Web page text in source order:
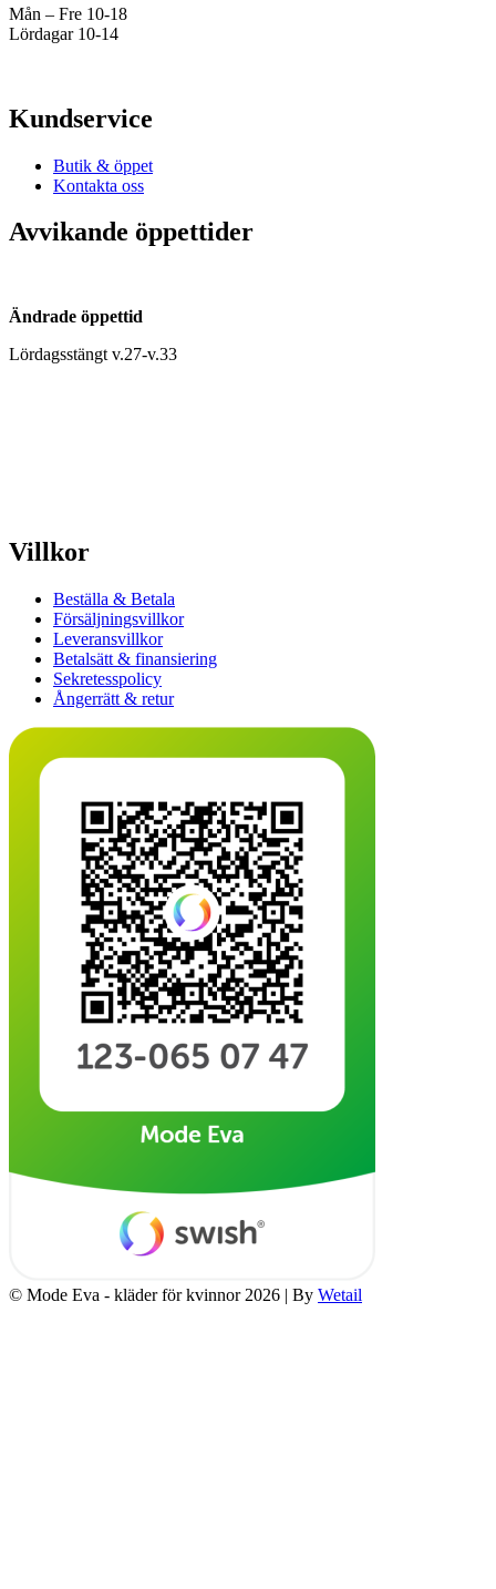
Mån – Fre 10-18
Lördagar 10-14
Kundservice
Butik & öppet
Kontakta oss
Avvikande öppettider
Ändrade öppettid
Lördagsstängt v.27-v.33
Villkor
Beställa & Betala
Försäljningsvillkor
Leveransvillkor
Betalsätt & finansiering
Sekretesspolicy
Ångerrätt & retur
© Mode Eva - kläder för kvinnor 2026 | By Wetail